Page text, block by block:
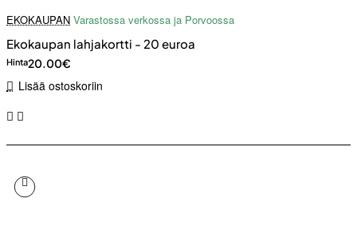
EKOKAUPAN Varastossa verkossa ja Porvoossa
Ekokaupan lahjakortti - 20 euroa
Hinta20.00€
Lisää ostoskoriin